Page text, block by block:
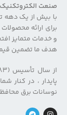
صنعت
با بیش از یک دهه
برای ارائه
و خدمات متمایز
هدف ما تضمین
پایدار ، در کنار
نوسانات برق